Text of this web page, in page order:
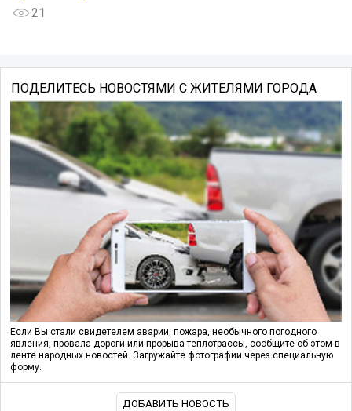
21
ПОДЕЛИТЕСЬ НОВОСТЯМИ С ЖИТЕЛЯМИ ГОРОДА
Если Вы стали свидетелем аварии, пожара, необычного погодного
явления, провала дороги или прорыва теплотрассы, сообщите об этом в
ленте народных новостей. Загружайте фотографии через специальную
форму.
ДОБАВИТЬ НОВОСТЬ